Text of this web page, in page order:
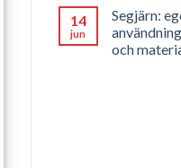
14
jun
Segjärn:
och